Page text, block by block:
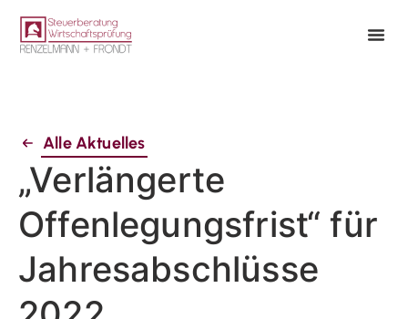
Alle Aktuelles
„Verlängerte
Offenlegungsfrist“ für
Jahresabschlüsse